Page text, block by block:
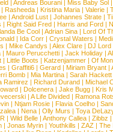
| Andreas Bourani | Miss Baby Sol
| Rasheeda | Kristina Maria | Valerie |
| Android Lust | Johannes Strate |
| Right Said Fred | Harris and Ford |
Be Cool |Adrian Sina |Lord Of
| Ida Corr |Crystal Waters |
| Mike Candys | Alex Clare | DJ Lord
| Mauro Perucchetti | Jack Holiday |
|Little Boots |Katzenjammer |Of
|Graffiti6 |Gerard |Miriam Bryant |
Bomb | Mia Martina | Sarah Hackett
Ramirez | Richard Durand | Michael
|Dolcenera |Jake Bugg |Kris
|A Life Divided |Ramona
|Ntjam Rosie |Flavia Coelho |
| Nena | Olly Murs | Toya
|Wild Belle |Anthony Callea |Zibbz
| Jonas Myrin | Youthkills | ZAZ | The